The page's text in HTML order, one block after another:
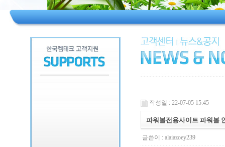
작성일 : 22-07-05 15:45
파워볼전용사이트 파워볼
글쓴이 : alaiazoey239